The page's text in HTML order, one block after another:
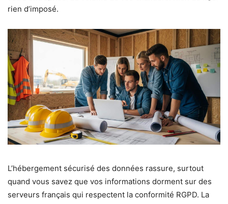
rien d’imposé.
L’hébergement sécurisé des données rassure, surtout
quand vous savez que vos informations dorment sur des
serveurs français qui respectent la conformité RGPD. La